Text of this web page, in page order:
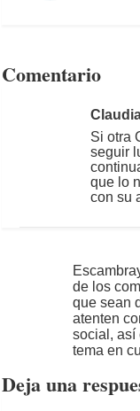
Comentario
Si otra
seguir
que lo
con su
de los
que sean
atenten
social, así
tema en
Deja una